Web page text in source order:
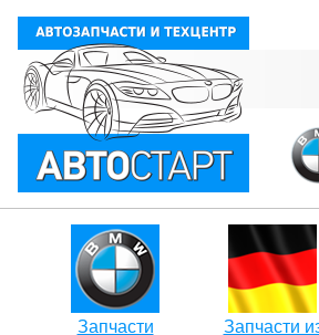
Запчасти
Запчасти